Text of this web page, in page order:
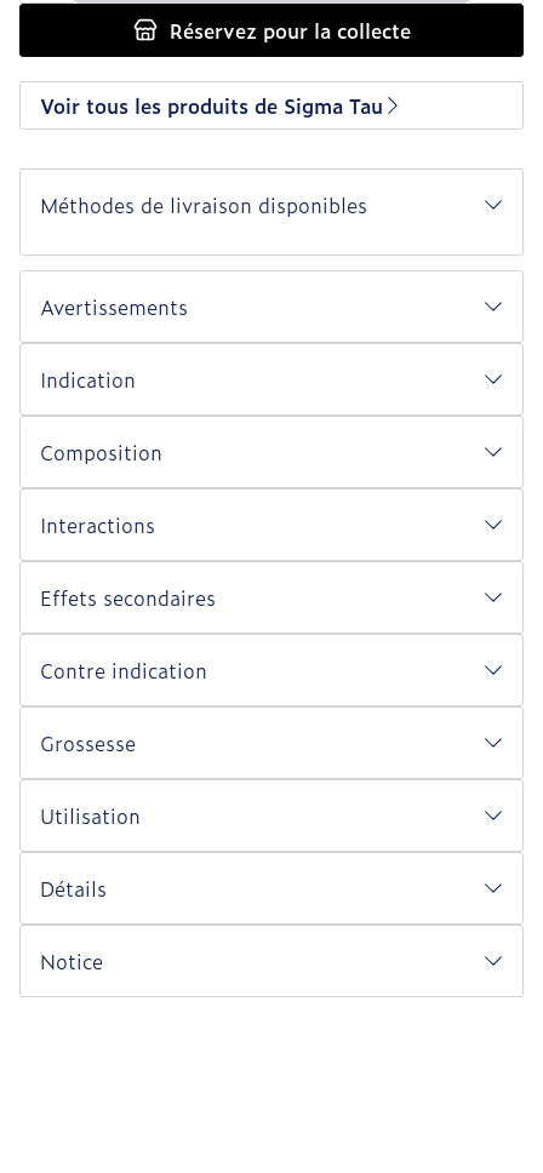
Réservezpour la collecte
Voir tous les produits de Sigma Tau
Méthodes de livraison disponibles
Avertissements
Indication
Composition
Interactions
Effets secondaires
Contre indication
Grossesse
Utilisation
Détails
Notice